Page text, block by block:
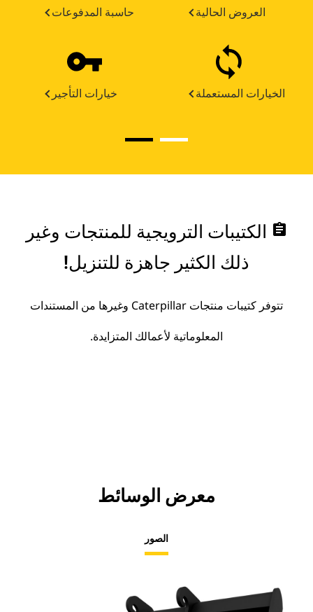
حاسبة المدفوعات العروض الحالية
خيارات التأجير الخيارات المستعملة
assignment الكتيبات الترويجية للمنتجات وغير
ذلك الكثير جاهزة للتنزيل!
تتوفر كتيبات منتجات Caterpillar وغيرها من المستندات
المعلوماتية لأعمالك المتزايدة.
معرض الوسائط
الصور